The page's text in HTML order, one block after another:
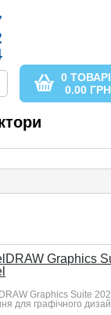
0
0.00
Graphics
Graphics Suite
для графічного